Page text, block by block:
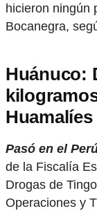
hicieron ningún
Bocanegra,
Huánuco:
Huamalíes
Pasó en el
de la Fiscalía
Drogas de
Operaciones y